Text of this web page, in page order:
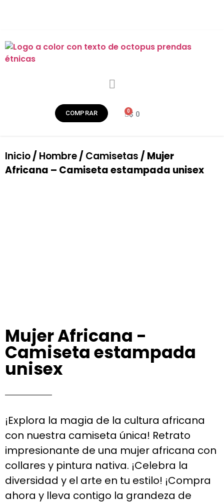
COMPRAR $ 0
Inicio/ Hombre/ Camisetas / Mujer
Africana – Camiseta estampada unisex
Mujer Africana -
Camiseta estampada
unisex
¡Explora la magia de la cultura africana
con nuestra camiseta única! Retrato
impresionante de una mujer africana con
collares y pintura nativa. ¡Celebra la
diversidad y el arte en tu estilo! ¡Compra
ahora y lleva contigo la grandeza de